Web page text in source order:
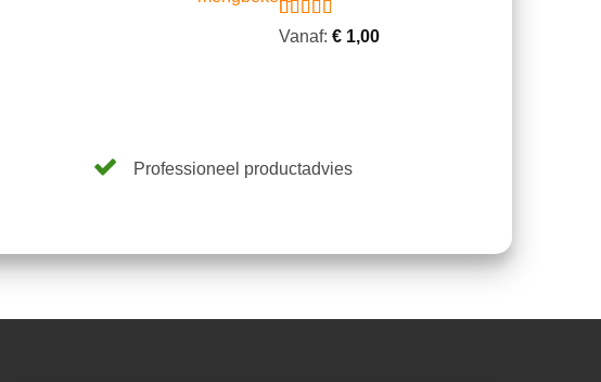
klantbeoordelingen
Gewaardeerd
8
Vanaf: €1,00
Professioneel productadvies